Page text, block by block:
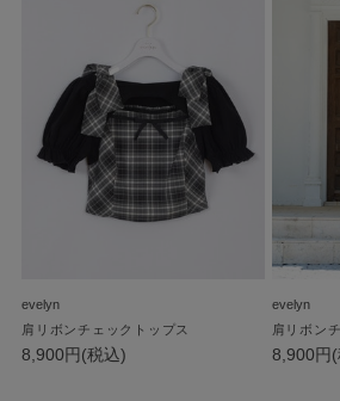
evelyn
肩リボンチェックトップス
8,900円(税込)
evelyn
肩リボン
8,900円